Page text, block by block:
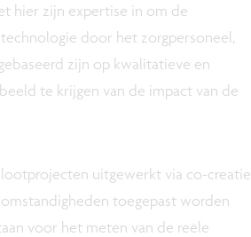
hier zijn expertise in om de
door het zorgpersoneel,
zijn op kwalitatieve en
te krijgen van de impact van de
uitgewerkt via co-creatie
toegepast worden
voor het meten van de reële